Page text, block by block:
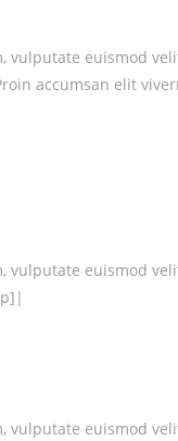
euismod
accumsan elit
euismod
euismod